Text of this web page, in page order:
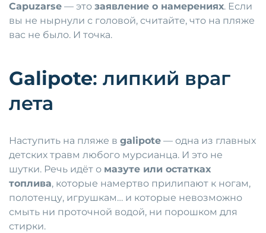
Capuzarse — это заявление о намерениях. Если
вы не нырнули с головой, считайте, что на пляже
вас не было. И точка.
Galipote: липкий враг
лета
Наступить на пляже в galipote — одна из главных
детских травм любого мурсианца. И это не
шутки. Речь идёт о мазуте или остатках
топлива, которые намертво прилипают к ногам,
полотенцу, игрушкам… и которые невозможно
смыть ни проточной водой, ни порошком для
стирки.